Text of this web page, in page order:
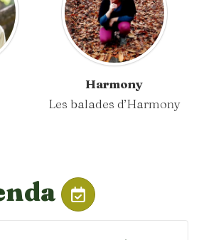
Harmony
Les balades d’Harmony